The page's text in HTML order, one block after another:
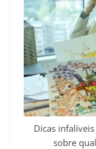
Dicas
sobre